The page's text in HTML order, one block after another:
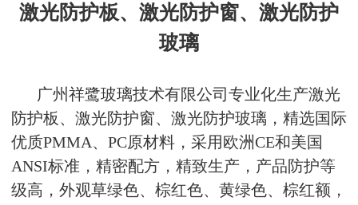
激光防护板、激光防护窗、激光防护
玻璃
广州祥鹭玻璃技术有限公司专业化生产激光
防护板、激光防护窗、激光防护玻璃，精选国际
优质PMMA、PC原材料，采用欧洲CE和美国
ANSI标准，精密配方，精致生产，产品防护等
级高，外观草绿色、棕红色、黄绿色、棕红额，